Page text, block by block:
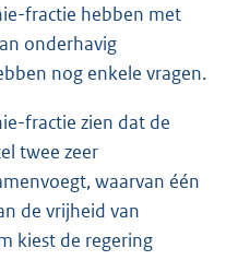
fractie hebben met
onderhavig
nog enkele vragen.
fractie zien dat de
twee zeer
waarvan één
de vrijheid van
kiest de regering